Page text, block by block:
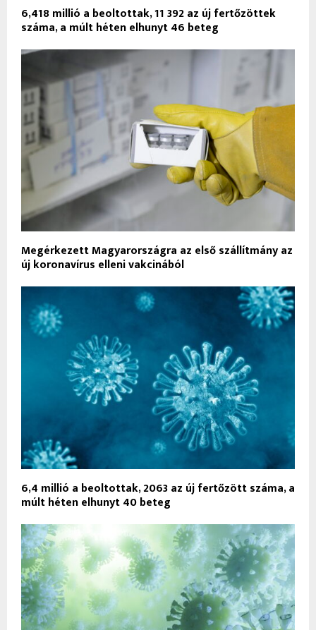
6,418 millió a beoltottak, 11 392 az új fertőzöttek
száma, a múlt héten elhunyt 46 beteg
Megérkezett Magyarországra az első szállítmány az
új koronavírus elleni vakcinából
6,4 millió a beoltottak, 2063 az új fertőzött száma, a
múlt héten elhunyt 40 beteg